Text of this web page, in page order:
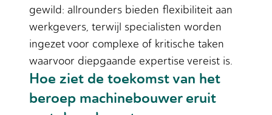
gewild: allrounders bieden flexibiliteit aan
werkgevers, terwijl specialisten worden
ingezet voor complexe of kritische taken
waarvoor diepgaande expertise vereist is.
Hoe ziet de toekomst van het
beroep machinebouwer eruit